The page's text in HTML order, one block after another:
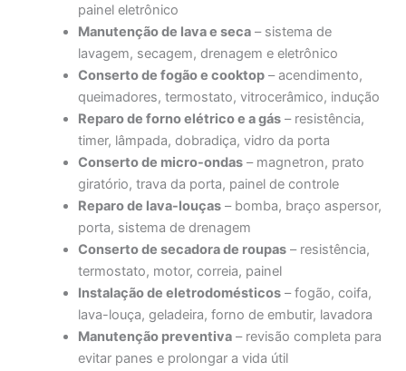
painel eletrônico
Manutenção de lava e seca – sistema de
lavagem, secagem, drenagem e eletrônico
Conserto de fogão e cooktop – acendimento,
queimadores, termostato, vitrocerâmico, indução
Reparo de forno elétrico e a gás – resistência,
timer, lâmpada, dobradiça, vidro da porta
Conserto de micro-ondas – magnetron, prato
giratório, trava da porta, painel de controle
Reparo de lava-louças – bomba, braço aspersor,
porta, sistema de drenagem
Conserto de secadora de roupas – resistência,
termostato, motor, correia, painel
Instalação de eletrodomésticos – fogão, coifa,
lava-louça, geladeira, forno de embutir, lavadora
Manutenção preventiva – revisão completa para
evitar panes e prolongar a vida útil